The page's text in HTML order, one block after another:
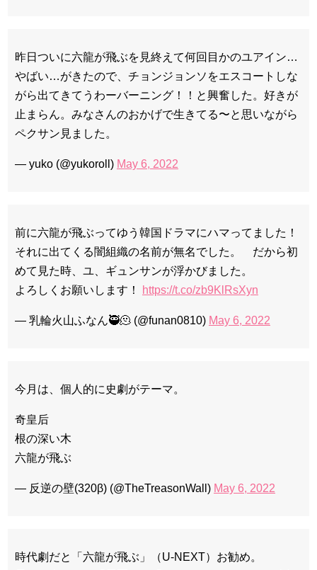
昨日ついに六龍が飛ぶを見終えて何回目かのユアイン…
やばい…がきたので、チョンジョンソをエスコートしな
がら出てきてうわーバーニング！！と興奮した。好きが
止まらん。みなさんのおかげで生きてる〜と思いながら
ペクサン見ました。
— yuko (@yukoroll) May 6, 2022
前に六龍が飛ぶってゆう韓国ドラマにハマってました！
それに出てくる闇組織の名前が無名でした。 だから初
めて見た時、ユ、ギュンサンが浮かびました。
よろしくお願いします！
https://t.co/zb9KlRsXyn
— 乳輪火山ふなん🥷🫠 (@funan0810) May 6, 2022
今月は、個人的に史劇がテーマ。
奇皇后
根の深い木
六龍が飛ぶ
— 反逆の壁(320β) (@TheTreasonWall) May 6, 2022
時代劇だと「六龍が飛ぶ」（U-NEXT）お勧め。